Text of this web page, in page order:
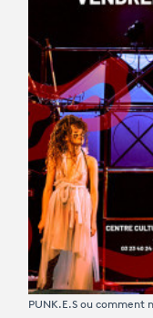
PUNK.E.S ou comment